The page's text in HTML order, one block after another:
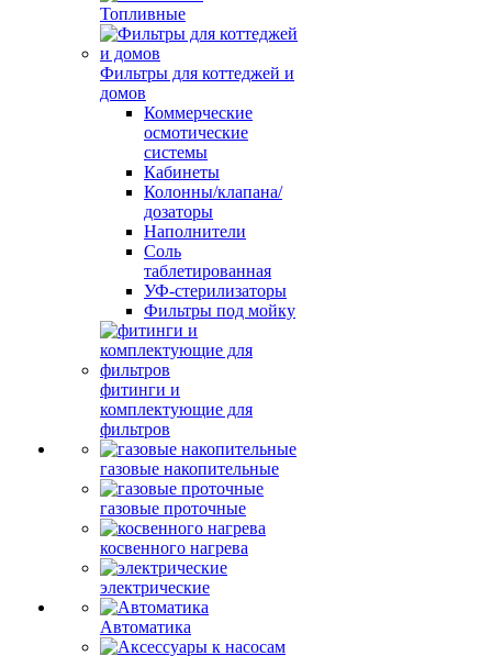
Топливные
Фильтры для коттеджей и
домов
Коммерческие
осмотические
системы
Кабинеты
Колонны/клапана/
дозаторы
Наполнители
Соль
таблетированная
УФ-стерилизаторы
Фильтры под мойку
фитинги и
комплектующие для
фильтров
газовые накопительные
газовые проточные
косвенного нагрева
электрические
Автоматика